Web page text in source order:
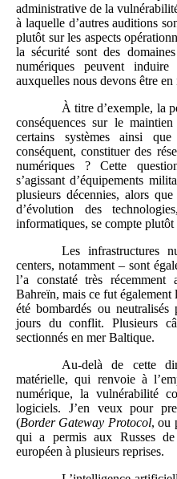
administrative de la
à laquelle d’autres auditions
plutôt sur les aspects
la sécurité sont des
numériques peuvent induire
auxquelles nous devons être en
À titre d’exemple, la
conséquences sur le
certains systèmes ainsi
conséquent, constituer des
numériques ? Cette
s’agissant d’équipements
plusieurs décennies, alors
d’évolution des
informatiques, se compte plutôt
Les infrastructures
centers, notamment – sont
l’a constaté très
Bahreïn, mais ce fut
été bombardés ou
jours du conflit. Plusieurs
sectionnés en mer Baltique.
Au-delà de cette
matérielle, qui renvoie à
numérique, la vulnérabilité
logiciels. J’en veux pour
(Border Gateway Protocol, ou
qui a permis aux Russes
européen à plusieurs reprises.